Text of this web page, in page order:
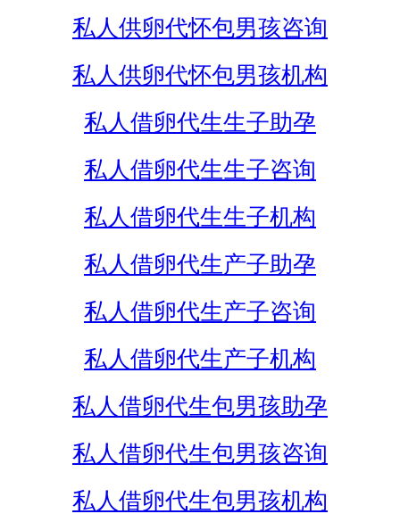
私人供卵代怀包男孩咨询
私人供卵代怀包男孩机构
私人借卵代生生子助孕
私人借卵代生生子咨询
私人借卵代生生子机构
私人借卵代生产子助孕
私人借卵代生产子咨询
私人借卵代生产子机构
私人借卵代生包男孩助孕
私人借卵代生包男孩咨询
私人借卵代生包男孩机构